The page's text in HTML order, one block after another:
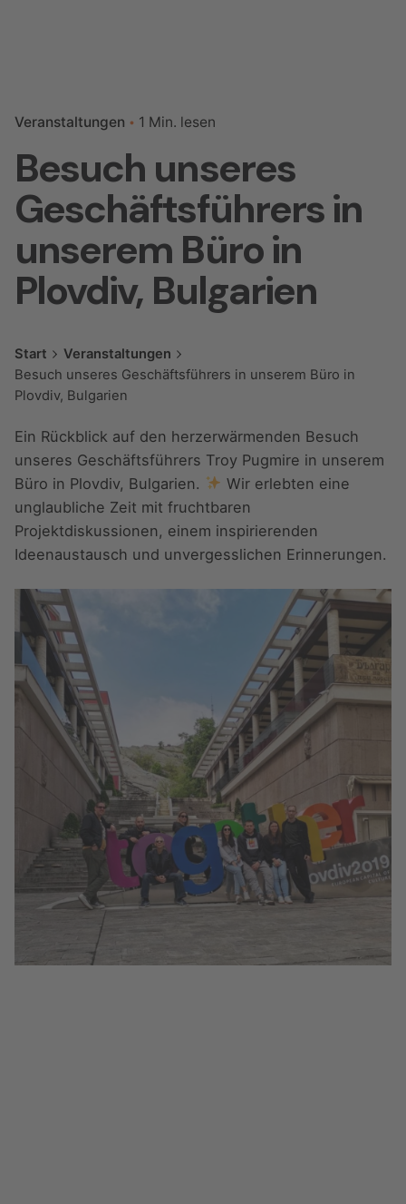
Veranstaltungen 1 Min. lesen
Besuch unseres
Geschäftsführers in
unserem Büro in
Plovdiv, Bulgarien
Start
Veranstaltungen
Besuch unseres Geschäftsführers in unserem Büro in
Plovdiv, Bulgarien
Ein Rückblick auf den herzerwärmenden Besuch
unseres Geschäftsführers Troy Pugmire in unserem
Büro in Plovdiv, Bulgarien.
Wir erlebten eine
unglaubliche Zeit mit fruchtbaren
Projektdiskussionen, einem inspirierenden
Ideenaustausch und unvergesslichen Erinnerungen.